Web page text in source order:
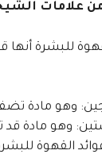
علامات
للبشرة
وهو مادة
وهو مادة